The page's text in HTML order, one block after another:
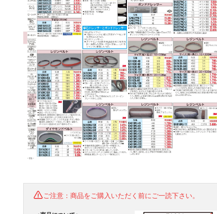
ご注意：商品をご購入いただく前にご一読下さい。